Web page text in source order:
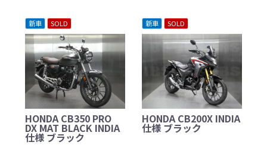
新車 SOLD
HONDA CB350 PRO
DX MAT BLACK INDIA
仕様 ブラック
新車 SOLD
HONDA CB200X INDIA
仕様 ブラック